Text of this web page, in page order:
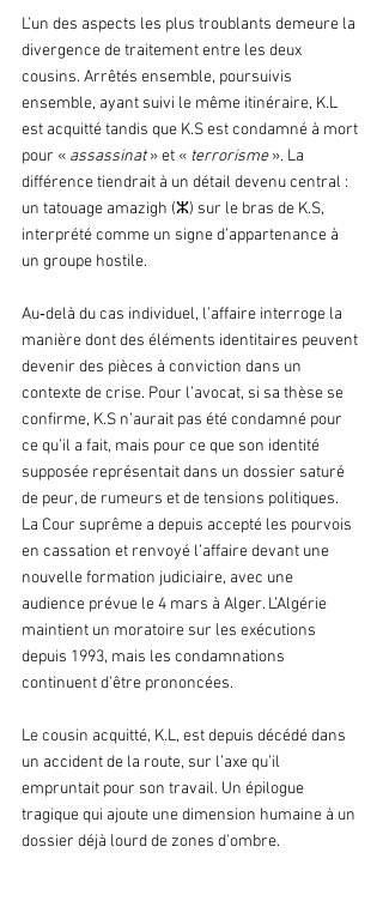
L’un des aspects les plus troublants demeure la
divergence de traitement entre les deux
cousins. Arrêtés ensemble, poursuivis
ensemble, ayant suivi le même itinéraire, K.L
est acquitté tandis que K.S est condamné à mort
pour « assassinat » et « terrorisme ». La
différence tiendrait à un détail devenu central :
un tatouage amazigh (ⵣ) sur le bras de K.S,
interprété comme un signe d’appartenance à
un groupe hostile.
Au‑delà du cas individuel, l’affaire interroge la
manière dont des éléments identitaires peuvent
devenir des pièces à conviction dans un
contexte de crise. Pour l’avocat, si sa thèse se
confirme, K.S n’aurait pas été condamné pour
ce qu’il a fait, mais pour ce que son identité
supposée représentait dans un dossier saturé
de peur, de rumeurs et de tensions politiques.
La Cour suprême a depuis accepté les pourvois
en cassation et renvoyé l’affaire devant une
nouvelle formation judiciaire, avec une
audience prévue le 4 mars à Alger. L’Algérie
maintient un moratoire sur les exécutions
depuis 1993, mais les condamnations
continuent d’être prononcées.
Le cousin acquitté, K.L, est depuis décédé dans
un accident de la route, sur l’axe qu’il
empruntait pour son travail. Un épilogue
tragique qui ajoute une dimension humaine à un
dossier déjà lourd de zones d’ombre.